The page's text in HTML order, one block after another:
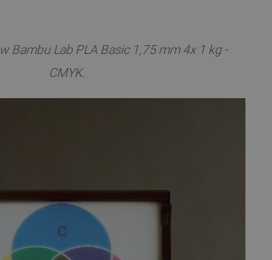
Bambu Lab PLA Basic 1,75 mm 4x 1 kg -
CMYK.